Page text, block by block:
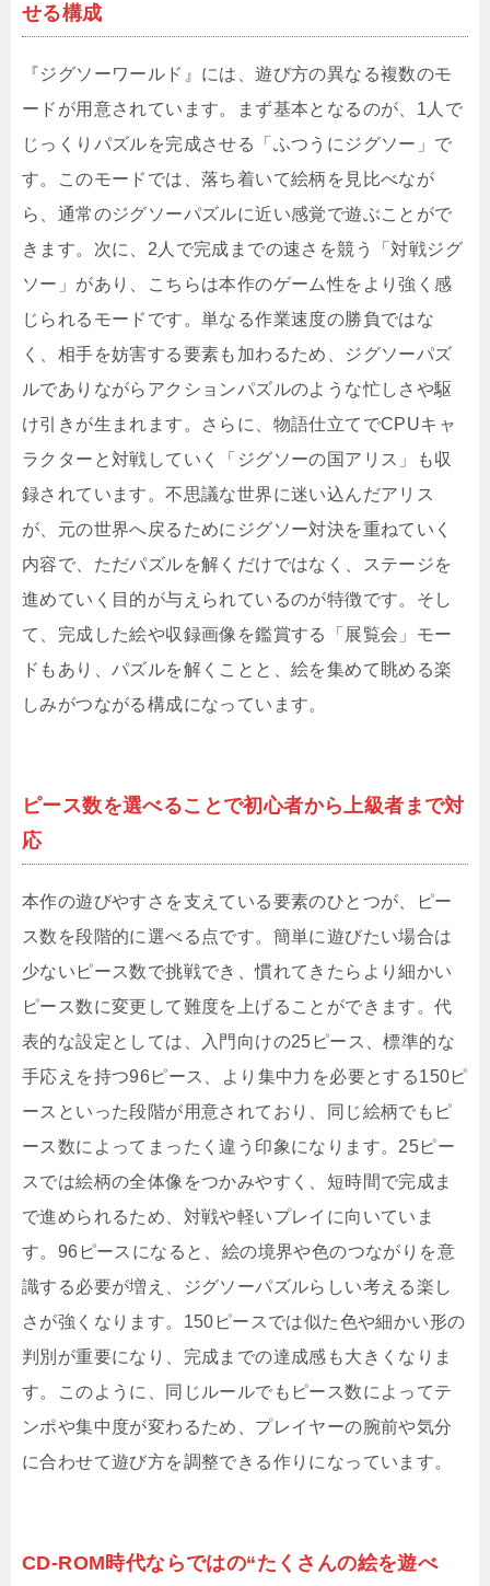
せる構成
『ジグソーワールド』には、遊び方の異なる複数のモ
ードが用意されています。まず基本となるのが、1人で
じっくりパズルを完成させる「ふつうにジグソー」で
す。このモードでは、落ち着いて絵柄を見比べなが
ら、通常のジグソーパズルに近い感覚で遊ぶことがで
きます。次に、2人で完成までの速さを競う「対戦ジグ
ソー」があり、こちらは本作のゲーム性をより強く感
じられるモードです。単なる作業速度の勝負ではな
く、相手を妨害する要素も加わるため、ジグソーパズ
ルでありながらアクションパズルのような忙しさや駆
け引きが生まれます。さらに、物語仕立てでCPUキャ
ラクターと対戦していく「ジグソーの国アリス」も収
録されています。不思議な世界に迷い込んだアリス
が、元の世界へ戻るためにジグソー対決を重ねていく
内容で、ただパズルを解くだけではなく、ステージを
進めていく目的が与えられているのが特徴です。そし
て、完成した絵や収録画像を鑑賞する「展覧会」モー
ドもあり、パズルを解くことと、絵を集めて眺める楽
しみがつながる構成になっています。
ピース数を選べることで初心者から上級者まで対
応
本作の遊びやすさを支えている要素のひとつが、ピー
ス数を段階的に選べる点です。簡単に遊びたい場合は
少ないピース数で挑戦でき、慣れてきたらより細かい
ピース数に変更して難度を上げることができます。代
表的な設定としては、入門向けの25ピース、標準的な
手応えを持つ96ピース、より集中力を必要とする150ピ
ースといった段階が用意されており、同じ絵柄でもピ
ース数によってまったく違う印象になります。25ピー
スでは絵柄の全体像をつかみやすく、短時間で完成ま
で進められるため、対戦や軽いプレイに向いていま
す。96ピースになると、絵の境界や色のつながりを意
識する必要が増え、ジグソーパズルらしい考える楽し
さが強くなります。150ピースでは似た色や細かい形の
判別が重要になり、完成までの達成感も大きくなりま
す。このように、同じルールでもピース数によってテ
ンポや集中度が変わるため、プレイヤーの腕前や気分
に合わせて遊び方を調整できる作りになっています。
CD-ROM時代ならではの“たくさんの絵を遊べ